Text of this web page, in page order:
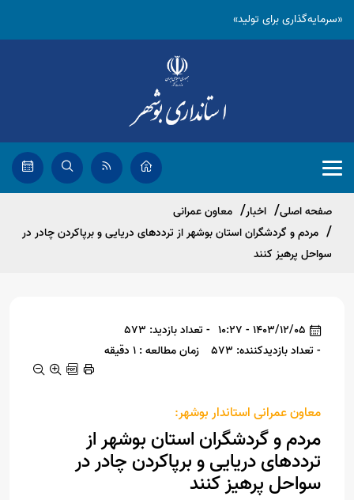
«سرمایه‌گذاری برای تولید»
صفحه اصلی اخبار
معاون عمرانی
مردم و گردشگران استان بوشهر از ترددهای دریایی و برپاکردن چادر در
سواحل پرهیز کنند
1403/12/05 - 10:27
- تعداد بازدید: 573
- تعداد بازدیدکننده: 573
زمان مطالعه : 1 دقیقه
معاون عمرانی استاندار بوشهر:
مردم و گردشگران استان بوشهر از
ترددهای دریایی و برپاکردن چادر در
سواحل پرهیز کنند